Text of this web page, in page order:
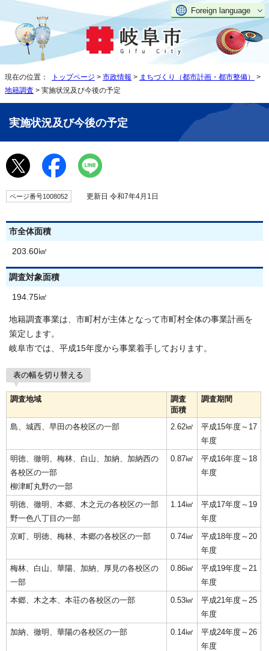
Foreign language
現在の位置： トップページ > 市政情報 > まちづくり（都市計画・都市整備）
>
地籍調査 > 実施状況及び今後の予定
実施状況及び今後の予定
ページ番号1008052 更新日 令和7年4月1日
市全体面積
203.60㎦
調査対象面積
194.75㎦
地籍調査事業は、市町村が主体となって市町村全体の事業計画を
策定します。
岐阜市では、平成15年度から事業着手しております。
表の幅を切り替える
調査地域
調査
面積
調査期間
島、城西、早田の各校区の一部 2.62㎦
平成15年度～17
年度
明徳、徹明、梅林、白山、加納、加納西の
各校区の一部
柳津町丸野の一部
0.87㎦
平成16年度～18
年度
明徳、徹明、本郷、木之元の各校区の一部
野一色八丁目の一部
1.14㎦
平成17年度～19
年度
京町、明徳、梅林、本郷の各校区の一部
0.74㎦
平成18年度～20
年度
梅林、白山、華陽、加納、厚見の各校区の
一部
0.86㎦
平成19年度～21
年度
本郷、木之本、本荘の各校区の一部
0.53㎦
平成21年度～25
年度
加納、徹明、華陽の各校区の一部
0.14㎢
平成24年度～26
年度